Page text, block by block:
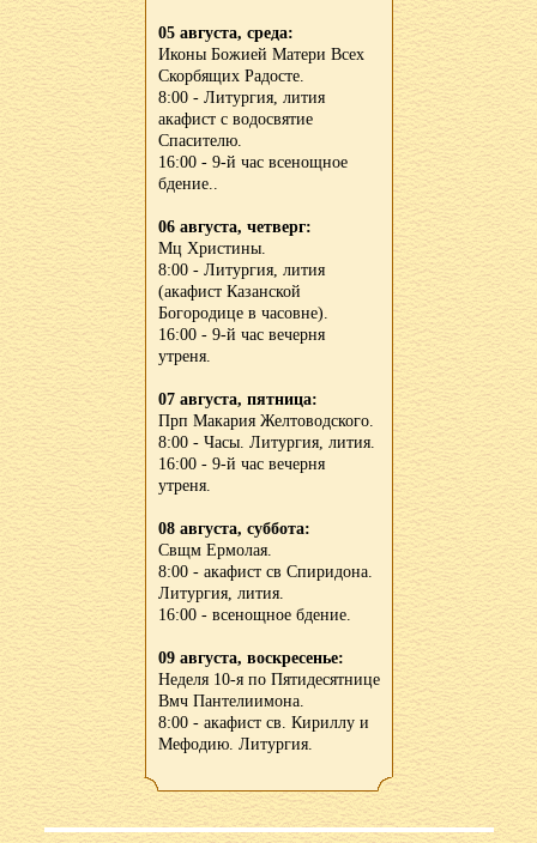
05 августа, среда:
Иконы Божией Матери Всех
Скорбящих Радосте.
8:00 - Литургия, лития
акафист с водосвятие
Спасителю.
16:00 - 9-й час всенощное
бдение..
06 августа, четверг:
Мц Христины.
8:00 - Литургия, лития
(акафист Казанской
Богородице в часовне).
16:00 - 9-й час вечерня
утреня.
07 августа, пятница:
Прп Макария Желтоводского.
8:00 - Часы. Литургия, лития.
16:00 - 9-й час вечерня
утреня.
08 августа, суббота:
Свщм Ермолая.
8:00 - акафист св Спиридона.
Литургия, лития.
16:00 - всенощное бдение.
09 августа, воскресенье:
Неделя 10-я по Пятидесятнице
Вмч Пантелиимона.
8:00 - акафист св. Кириллу и
Мефодию. Литургия.